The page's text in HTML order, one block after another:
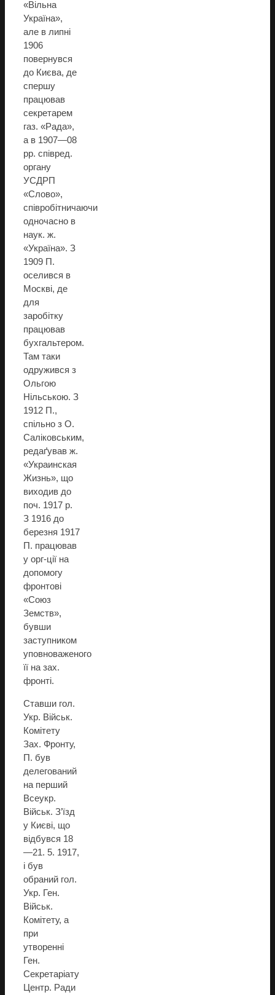
«Вільна
Україна»,
але в липні
1906
повернувся
до Києва, де
спершу
працював
секретарем
газ. «Рада»,
а в 1907—08
рр. співред.
органу
УСДРП
«Слово»,
співробітничаючи
одночасно в
наук. ж.
«Україна». З
1909 П.
оселився в
Москві, де
для
заробітку
працював
бухгальтером.
Там таки
одружився з
Ольгою
Нільською. З
1912 П.,
спільно з О.
Саліковським,
редаґував ж.
«Украинская
Жизнь», що
виходив до
поч. 1917 р.
З 1916 до
березня 1917
П. працював
у орг-ції на
допомогу
фронтові
«Союз
Земств»,
бувши
заступником
уповноваженого
її на зах.
фронті.
Ставши гол.
Укр. Військ.
Комітету
Зах. Фронту,
П. був
делегований
на перший
Всеукр.
Військ. З’їзд
у Києві, що
відбувся 18
—21. 5. 1917,
і був
обраний гол.
Укр. Ген.
Військ.
Комітету, а
при
утворенні
Ген.
Секретаріату
Центр. Ради